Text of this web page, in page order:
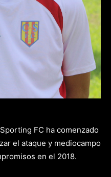
FC ha comenzado
el ataque y mediocampo
en el 2018.